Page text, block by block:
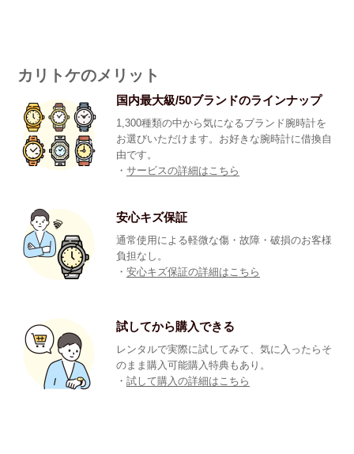
カリトケのメリット
国内最大級/50ブランドのラインナップ
1,300種類の中から気になるブランド腕時計を
お選びいただけます。お好きな腕時計に借換自
由です。
・サービスの詳細はこちら
安心キズ保証
通常使用による軽微な傷・故障・破損のお客様
負担なし。
・安心キズ保証の詳細はこちら
試してから購入できる
レンタルで実際に試してみて、気に入ったらそ
のまま購入可能購入特典もあり。
・試して購入の詳細はこちら